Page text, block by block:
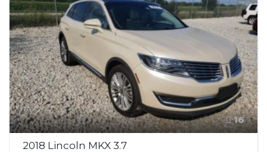
16
2018 Lincoln MKX 3.7